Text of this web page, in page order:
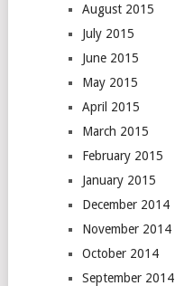
August 2015
July 2015
June 2015
May 2015
April 2015
March 2015
February 2015
January 2015
December 2014
November 2014
October 2014
September 2014